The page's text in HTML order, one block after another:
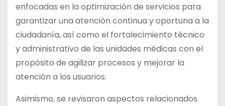
enfocadas en la optimización de servicios para
garantizar una atención continua y oportuna a la
ciudadanía, así como el fortalecimiento técnico
y administrativo de las unidades médicas con el
propósito de agilizar procesos y mejorar la
atención a los usuarios.
Asimismo, se revisaron aspectos relacionados